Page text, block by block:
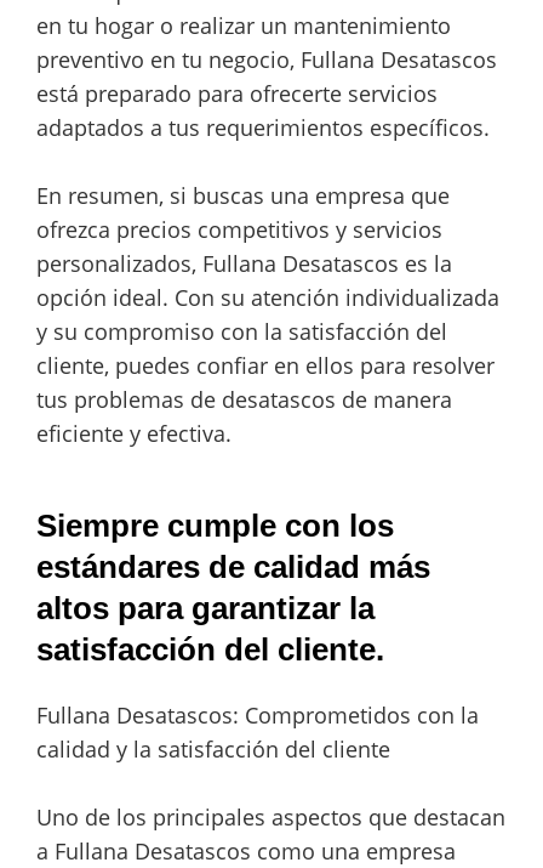
en tu hogar o realizar un mantenimiento
preventivo en tu negocio, Fullana Desatascos
está preparado para ofrecerte servicios
adaptados a tus requerimientos específicos.
En resumen, si buscas una empresa que
ofrezca precios competitivos y servicios
personalizados, Fullana Desatascos es la
opción ideal. Con su atención individualizada
y su compromiso con la satisfacción del
cliente, puedes confiar en ellos para resolver
tus problemas de desatascos de manera
eficiente y efectiva.
Siempre cumple con los
estándares de calidad más
altos para garantizar la
satisfacción del cliente.
Fullana Desatascos: Comprometidos con la
calidad y la satisfacción del cliente
Uno de los principales aspectos que destacan
a Fullana Desatascos como una empresa